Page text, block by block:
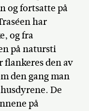
og fortsatte på
har
og fra
på natursti
flankeres den av
den gang man
De
på